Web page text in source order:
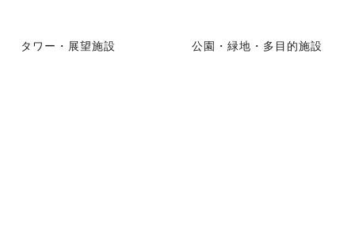
タワー・展望施設 公園・緑地・多目的施設